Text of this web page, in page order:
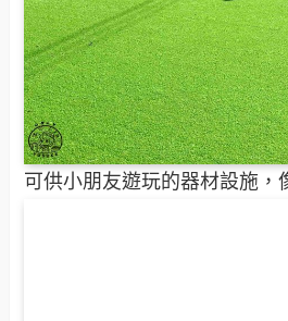
可供小朋友遊玩的器材設施，